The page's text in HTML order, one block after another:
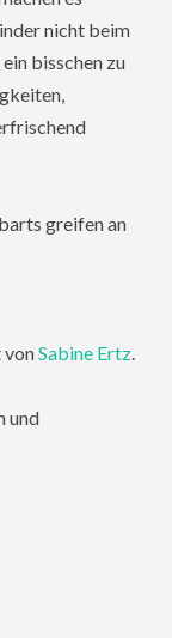
nicht beim
bisschen zu
greifen an
vonSabine Ertz.
und